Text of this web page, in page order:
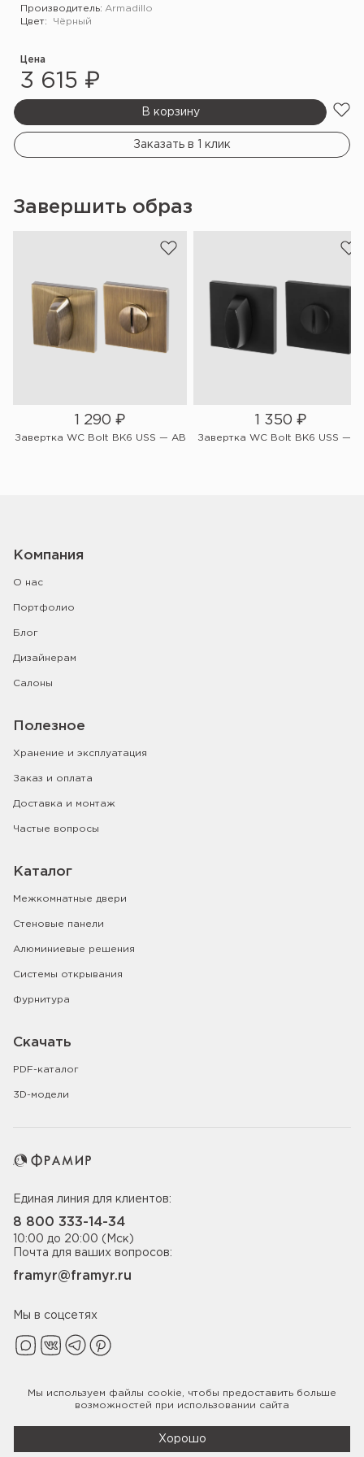
Производитель: Armadillo
Цвет:
Чёрный
Цена
3 615 ₽
В корзину
Заказать в 1 клик
Завершить образ
1 290 ₽
Завертка WC Bolt BK6 USS — AB
1 350 ₽
Завертка WC Bolt BK6 USS — Bl
Компания
О нас
Портфолио
Блог
Дизайнерам
Салоны
Полезное
Хранение и эксплуатация
Заказ и оплата
Доставка и монтаж
Частые вопросы
Каталог
Межкомнатные двери
Стеновые панели
Алюминиевые решения
Системы открывания
Фурнитура
Скачать
PDF-каталог
3D-модели
Единая линия для клиентов:
8 800 333-14-34
10:00 до 20:00 (Мск)
Почта для ваших вопросов:
framyr@framyr.ru
Мы в соцсетях
Политика конфиденциальности
Мы используем файлы cookie , чтобы предоставить больше
возможностей при использовании сайта
Хорошо